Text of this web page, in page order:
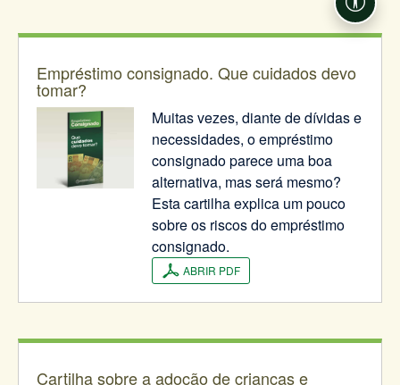
Empréstimo consignado. Que cuidados devo
tomar?
Muitas vezes, diante de dívidas e
necessidades, o empréstimo
consignado parece uma boa
alternativa, mas será mesmo?
Esta cartilha explica um pouco
sobre os riscos do empréstimo
consignado.
ABRIR PDF
Cartilha sobre a adoção de crianças e